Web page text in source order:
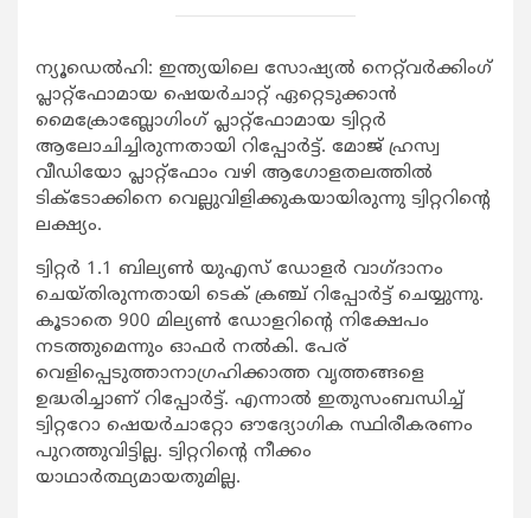
ന്യൂഡെല്‍ഹി: ഇന്ത്യയിലെ സോഷ്യല്‍ നെറ്റ്‌വര്‍ക്കിംഗ്
പ്ലാറ്റ്‌ഫോമായ ഷെയര്‍ചാറ്റ് ഏറ്റെടുക്കാന്‍
മൈക്രോബ്ലോഗിംഗ് പ്ലാറ്റ്‌ഫോമായ ട്വിറ്റര്‍
ആലോചിച്ചിരുന്നതായി റിപ്പോര്‍ട്ട്. മോജ് ഹ്രസ്വ
വീഡിയോ പ്ലാറ്റ്‌ഫോം വഴി ആഗോളതലത്തില്‍
ടിക്‌ടോക്കിനെ വെല്ലുവിളിക്കുകയായിരുന്നു ട്വിറ്ററിന്റെ
ലക്ഷ്യം.
ട്വിറ്റര്‍ 1.1 ബില്യണ്‍ യുഎസ് ഡോളര്‍ വാഗ്ദാനം
ചെയ്തിരുന്നതായി ടെക് ക്രഞ്ച് റിപ്പോര്‍ട്ട് ചെയ്യുന്നു.
കൂടാതെ 900 മില്യണ്‍ ഡോളറിന്റെ നിക്ഷേപം
നടത്തുമെന്നും ഓഫര്‍ നല്‍കി. പേര്
വെളിപ്പെടുത്താനാഗ്രഹിക്കാത്ത വൃത്തങ്ങളെ
ഉദ്ധരിച്ചാണ് റിപ്പോര്‍ട്ട്. എന്നാല്‍ ഇതുസംബന്ധിച്ച്
ട്വിറ്ററോ ഷെയര്‍ചാറ്റോ ഔദ്യോഗിക സ്ഥിരീകരണം
പുറത്തുവിട്ടില്ല. ട്വിറ്ററിന്റെ നീക്കം
യാഥാര്‍ത്ഥ്യമായതുമില്ല.